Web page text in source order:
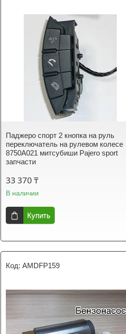
Паджеро спорт 2 кнопка на руль
переключатель на рулевом колесе
8750A021 митсубиши Pajero sport
запчасти
33 370 ₸
В наличии
Купить
AMDFP159